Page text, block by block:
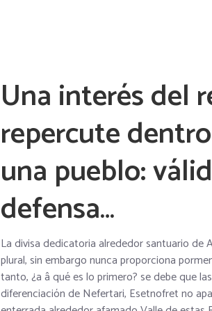
Una interés del
repercute
una pueblo:
defensa…
La divisa dedicatoria alrededor santuario de
plural, sin embargo nunca proporciona
tanto, ¿a â qué es lo primero? se debe que
diferenciación de Nefertari, Esetnofret no